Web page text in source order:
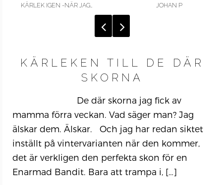
KÄRLEK IGEN -NÄR JAG
JOHAN P
KÄRLEKEN TILL DE DÄR
SKORNA
De där skorna jag fick av
mamma förra veckan. Vad säger man? Jag
älskar dem. Älskar. Och jag har redan siktet
inställt på vintervarianten när den kommer,
det är verkligen den perfekta skon för en
Enarmad Bandit. Bara att trampa i, […]